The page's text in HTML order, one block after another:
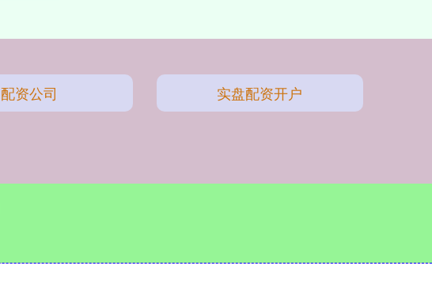
配资公司 实盘配资开户